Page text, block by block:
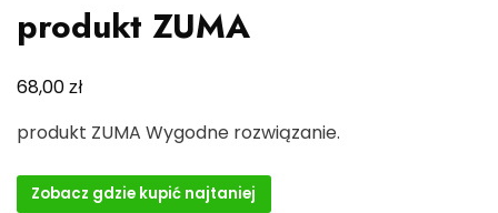
produkt ZUMA
68,00zł
produkt ZUMA Wygodne rozwiązanie.
Zobacz gdzie kupić najtaniej